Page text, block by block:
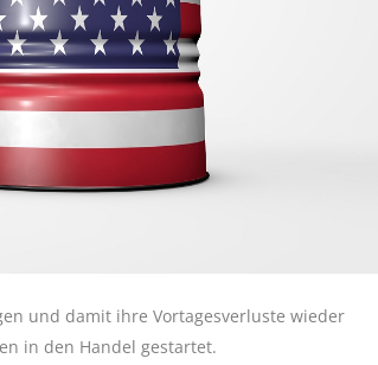
und damit ihre Vortagesverluste wieder
in den Handel gestartet.